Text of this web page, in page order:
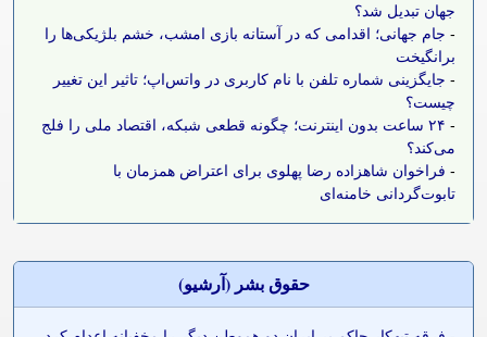
جهان تبدیل شد؟
- جام جهانی؛ اقدامی که در آستانه بازی امشب، خشم بلژیکی‌ها را
برانگیخت
- جایگزینی شماره تلفن با نام کاربری در واتس‌اپ؛ تاثیر این تغییر
چیست؟
-
۲۴ ساعت بدون اینترنت؛ چگونه قطعی شبکه، اقتصاد ملی را فلج
می‌کند؟
- فراخوان شاهزاده رضا پهلوی برای اعتراض همزمان با
تابوت‌گردانی خامنه‌ای
حقوق بشر (آرشيو)